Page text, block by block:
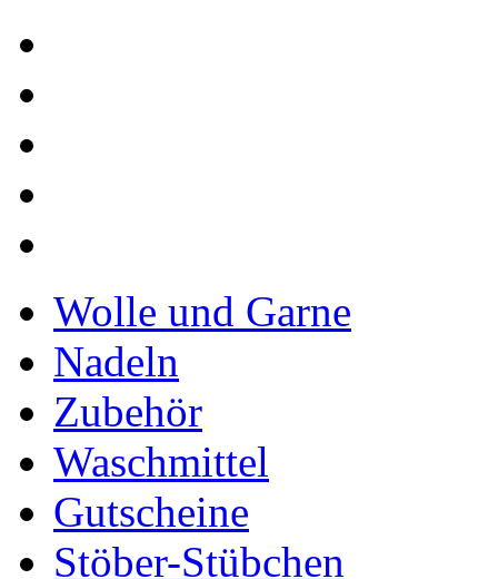
Wolle und Garne
Nadeln
Zubehör
Waschmittel
Gutscheine
Stöber-Stübchen